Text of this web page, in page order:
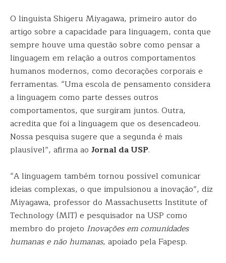
O linguista Shigeru Miyagawa, primeiro autor do
artigo sobre a capacidade para linguagem, conta que
sempre houve uma questão sobre como pensar a
linguagem em relação a outros comportamentos
humanos modernos, como decorações corporais e
ferramentas. “Uma escola de pensamento considera
a linguagem como parte desses outros
comportamentos, que surgiram juntos. Outra,
acredita que foi a linguagem que os desencadeou.
Nossa pesquisa sugere que a segunda é mais
plausível”, afirma ao Jornal da USP.
“A linguagem também tornou possível comunicar
ideias complexas, o que impulsionou a inovação”, diz
Miyagawa, professor do Massachusetts Institute of
Technology (MIT) e pesquisador na USP como
membro do projeto Inovações em comunidades
humanas e não humanas, apoiado pela Fapesp.